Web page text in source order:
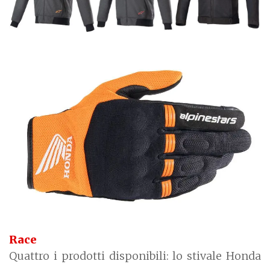
Race
Quattro i prodotti disponibili: lo stivale Honda